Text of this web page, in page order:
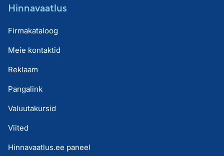
Hinnavaatlus
Firmakataloog
Meie kontaktid
Reklaam
Pangalink
Valuutakursid
Viited
Hinnavaatlus.ee paneel